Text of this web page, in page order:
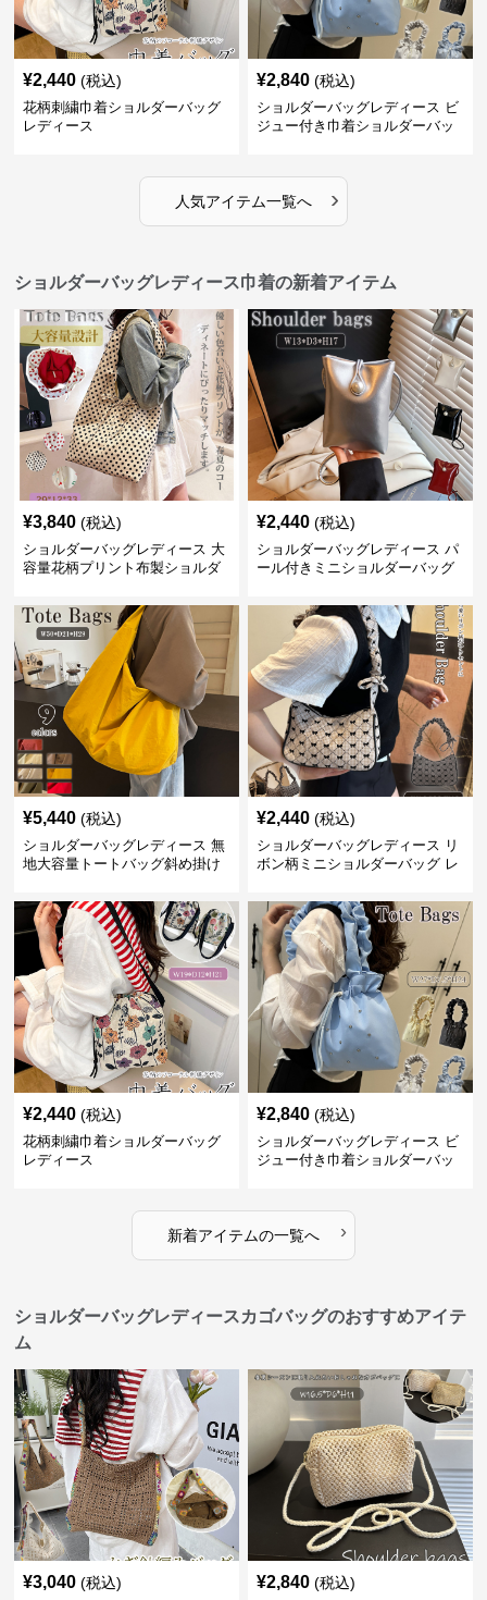
¥2,440 (税込)
花柄刺繍巾着ショルダーバッグ
レディース
¥2,840 (税込)
ショルダーバッグレディース ビ
ジュー付き巾着ショルダーバッ
人気アイテム一覧へ ›
ショルダーバッグレディース巾着の新着アイテム
¥3,840 (税込)
ショルダーバッグレディース 大
容量花柄プリント布製ショルダ
¥2,440 (税込)
ショルダーバッグレディース パ
ール付きミニショルダーバッグ
¥5,440 (税込)
ショルダーバッグレディース 無
地大容量トートバッグ斜め掛け
¥2,440 (税込)
ショルダーバッグレディース リ
ボン柄ミニショルダーバッグ レ
¥2,440 (税込)
花柄刺繍巾着ショルダーバッグ
レディース
¥2,840 (税込)
ショルダーバッグレディース ビ
ジュー付き巾着ショルダーバッ
新着アイテムの一覧へ ›
ショルダーバッグレディースカゴバッグのおすすめアイテ
ム
¥3,040 (税込) ¥2,840 (税込)